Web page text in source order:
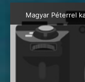
Magyar Péterrel